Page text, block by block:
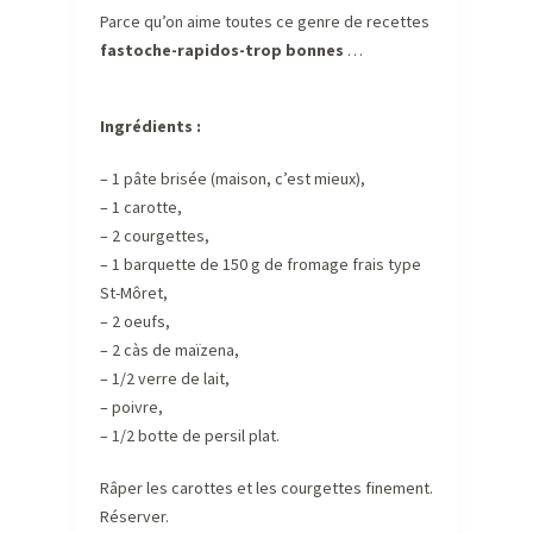
Parce qu’on aime toutes ce genre de recettes
fastoche-rapidos-trop bonnes …
Ingrédients :
– 1 pâte brisée (maison, c’est mieux),
– 1 carotte,
– 2 courgettes,
– 1 barquette de 150 g de fromage frais type
St-Môret,
– 2 oeufs,
– 2 càs de maïzena,
– 1/2 verre de lait,
– poivre,
– 1/2 botte de persil plat.
Râper les carottes et les courgettes finement.
Réserver.